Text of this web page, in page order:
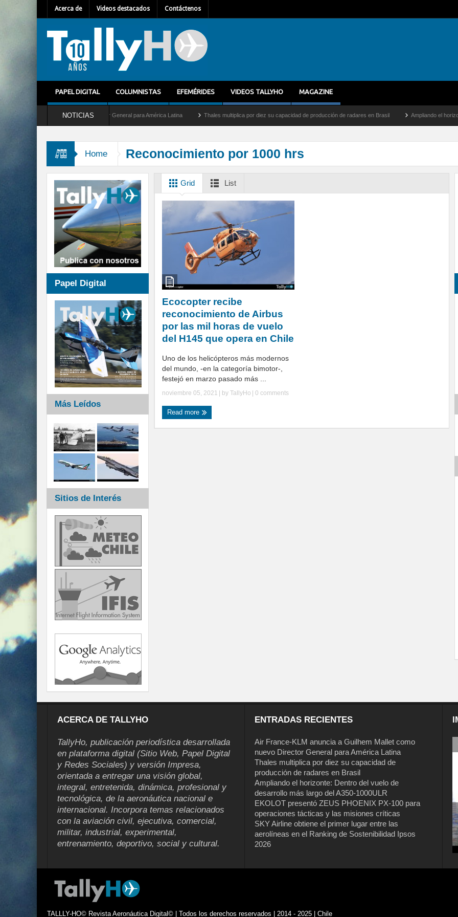
Acerca de Videos destacados Contáctenos
PAPEL DIGITAL COLUMNISTAS EFEMÉRIDES VIDEOS TALLYHO MAGAZINE
NOTICIAS
Mallet como nuevo Director General para América Latina Thales multiplica por diez su capacidad de producción de radares en Brasil Ampliando el horizonte:
Home Reconocimiento por 1000 hrs
Grid List
Ecocopter recibe
reconocimiento de Airbus
por las mil horas de vuelo
del H145 que opera en Chile
Uno de los helicópteros más modernos
del mundo, -en la categoría bimotor-,
festejó en marzo pasado más ...
noviembre 05, 2021 | by TallyHo 0 comments
Read more
Papel Digital
Más Leídos
Sitios de Interés
ACERCA DE TALLYHO
TallyHo, publicación periodística desarrollada
en plataforma digital (Sitio Web, Papel Digital
y Redes Sociales) y versión Impresa,
orientada a entregar una visión global,
integral, entretenida, dinámica, profesional y
tecnológica, de la aeronáutica nacional e
internacional. Incorpora temas relacionados
con la aviación civil, ejecutiva, comercial,
militar, industrial, experimental,
entrenamiento, deportivo, social y cultural.
ENTRADAS RECIENTES
Air France-KLM anuncia a Guilhem Mallet como
nuevo Director General para América Latina
Thales multiplica por diez su capacidad de
producción de radares en Brasil
Ampliando el horizonte: Dentro del vuelo de
desarrollo más largo del A350-1000ULR
EKOLOT presentó ZEUS PHOENIX PX-100 para
operaciones tácticas y las misiones críticas
SKY Airline obtiene el primer lugar entre las
aerolíneas en el Ranking de Sostenibilidad Ipsos
2026
TALLLY-HO© Revista Aeronáutica Digital© | Todos los derechos reservados | 2014 - 2025 | Chile